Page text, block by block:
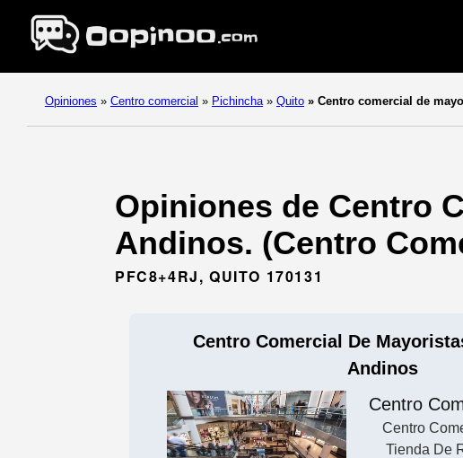
Opiniones » Centro comercial » Pichincha » Quito » Centro comercial de
Opiniones de Centro
Andinos. (Centro
PFC8+4RJ, QUITO 170131
Centro Comercial De
Andinos
Centro
Centro
Tienda De